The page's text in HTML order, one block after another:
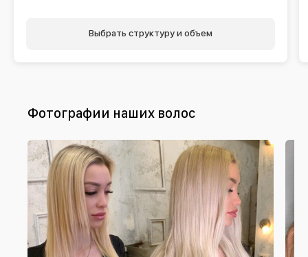
Выбрать структуру и объем
Фотографии наших волос